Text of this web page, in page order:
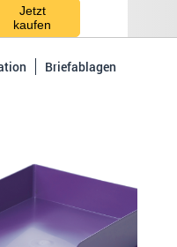
Jetzt
kaufen
Briefablagen